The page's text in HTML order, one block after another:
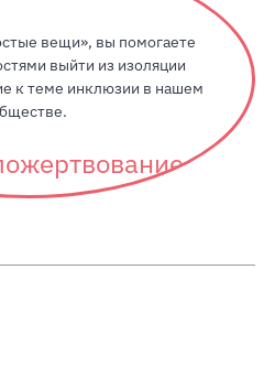
вещи», вы помогаете
выйти из изоляции
к теме инклюзии в нашем